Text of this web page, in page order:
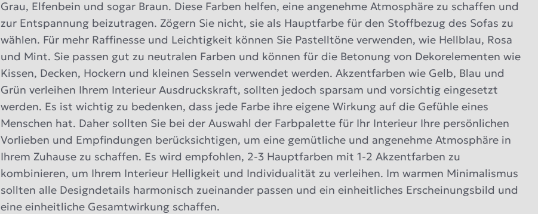
Grau, Elfenbein und sogar Braun. Diese Farben helfen, eine angenehme Atmosphäre zu schaffen und
zur Entspannung beizutragen. Zögern Sie nicht, sie als Hauptfarbe für den Stoffbezug des Sofas zu
wählen. Für mehr Raffinesse und Leichtigkeit können Sie Pastelltöne verwenden, wie Hellblau, Rosa
und Mint. Sie passen gut zu neutralen Farben und können für die Betonung von Dekorelementen wie
Kissen, Decken, Hockern und kleinen Sesseln verwendet werden. Akzentfarben wie Gelb, Blau und
Grün verleihen Ihrem Interieur Ausdruckskraft, sollten jedoch sparsam und vorsichtig eingesetzt
werden. Es ist wichtig zu bedenken, dass jede Farbe ihre eigene Wirkung auf die Gefühle eines
Menschen hat. Daher sollten Sie bei der Auswahl der Farbpalette für Ihr Interieur Ihre persönlichen
Vorlieben und Empfindungen berücksichtigen, um eine gemütliche und angenehme Atmosphäre in
Ihrem Zuhause zu schaffen. Es wird empfohlen, 2-3 Hauptfarben mit 1-2 Akzentfarben zu
kombinieren, um Ihrem Interieur Helligkeit und Individualität zu verleihen. Im warmen Minimalismus
sollten alle Designdetails harmonisch zueinander passen und ein einheitliches Erscheinungsbild und
eine einheitliche Gesamtwirkung schaffen.